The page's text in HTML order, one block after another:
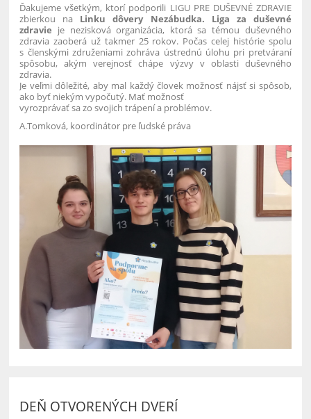
Ďakujeme všetkým, ktorí podporili LIGU PRE DUŠEVNÉ ZDRAVIE
zbierkou na Linku dôvery Nezábudka.
Liga za duševné
zdravie je nezisková organizácia, ktorá sa témou duševného
zdravia zaoberá už takmer 25 rokov. Počas celej histórie spolu
s členskými združeniami zohráva ústrednú úlohu pri pretváraní
spôsobu, akým verejnosť chápe výzvy v oblasti duševného
zdravia.
Je veľmi dôležité, aby mal každý človek možnosť nájsť si spôsob,
ako byť niekým vypočutý. Mať možnosť
vyrozprávať sa zo svojich trápení a problémov.
A.Tomková, koordinátor pre ľudské práva
DEŇ OTVORENÝCH DVERÍ